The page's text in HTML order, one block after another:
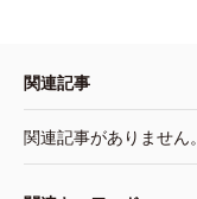
関連記事
関連記事がありません。